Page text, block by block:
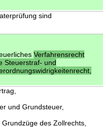
sind
Verfahrensrecht
Steuerstraf- und
und Grundsteuer,
des Zollrechts,